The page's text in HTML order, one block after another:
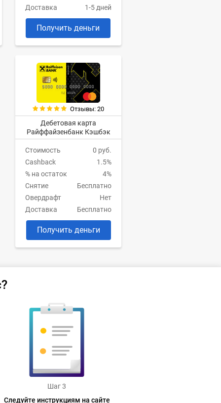
Доставка
1-5 дней
Получить деньги
Отзывы: 20
Дебетовая карта
Райффайзенбанк Кэшбэк
Стоимость
0 руб.
Cashback
1.5%
% на остаток
4%
Снятие
Бесплатно
Овердрафт
Нет
Доставка
Бесплатно
Получить деньги
Шаг 3
Следуйте инструкциям на сайте